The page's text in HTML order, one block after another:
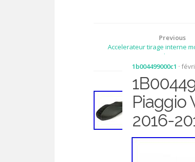
Previous
Accelerateur tirage interne
gnome rhone 125
1b004499000c1 ·
Piaggio
2016-